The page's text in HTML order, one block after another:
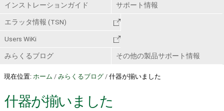
インストレーションガイド サポート情報
エラッタ情報 (TSN)
Users WiKi
みらくるブログ その他の製品サポート情報
現在位置: ホーム / みらくるブログ / 什器が揃いました
什器が揃いました